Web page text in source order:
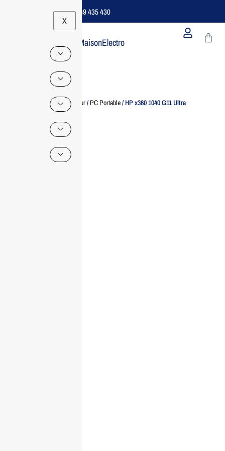
Support B2B Dédié | 06 49 435 430
X
MaisonElectro
Home /Ordinateur/ PC Portable/ HP x360 1040 G11 Ultra